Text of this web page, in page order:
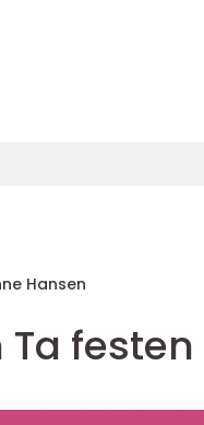
Hansen